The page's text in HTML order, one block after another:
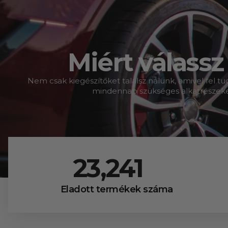
Miért
Nem csak kiegészítőket találsz nálunk, amivel fel
mindennap szükséges
23,471
Eladott termékek száma